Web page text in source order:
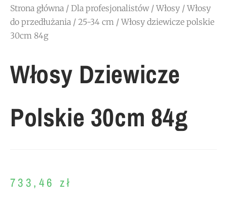
Strona główna / Dla profesjonalistów/Włosy /Włosy
do przedłużania / 25-34 cm / Włosy dziewicze polskie
30cm 84g
Włosy Dziewicze
Polskie 30cm 84g
733,46 zł